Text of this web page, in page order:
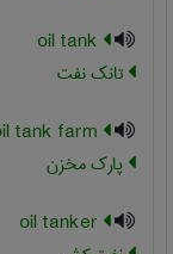
تانک نفت
پارک مخزن